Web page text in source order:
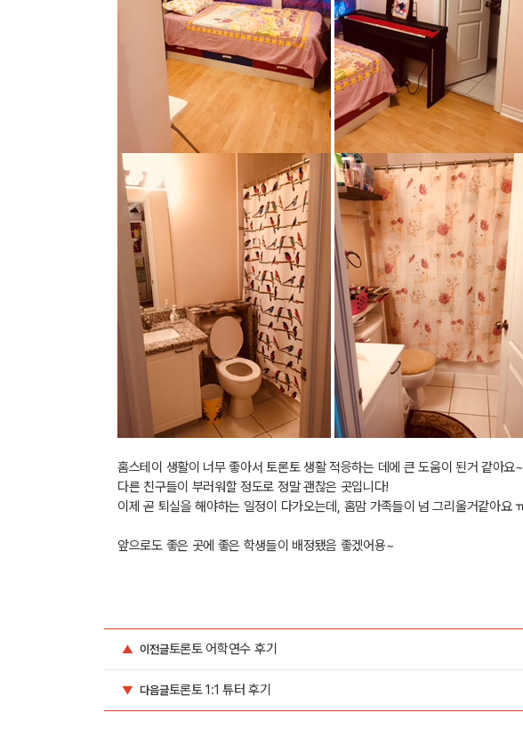
홈스테이 생활이 너무 좋아서 토론토 생활 적응하는 데에 큰 도움이 된거 같아요~
다른 친구들이 부러워할 정도로 정말 괜찮은 곳입니다!
이제 곧 퇴실을 해야하는 일정이 다가오는데, 홈맘 가족들이 넘 그리울거같아요
앞으로도 좋은 곳에 좋은 학생들이 배정됐음 좋겠어용~
▲ 이전글토론토 어학연수 후기
▼ 다음글토론토 1:1 튜터 후기